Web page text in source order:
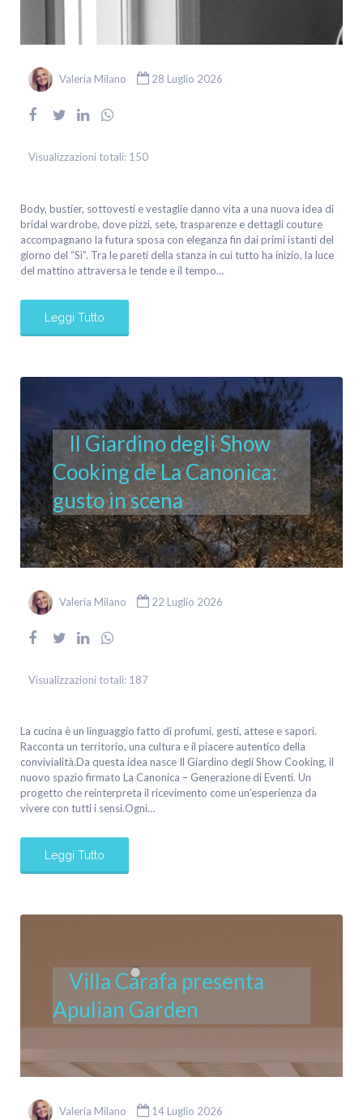
Valeria Milano 28 Luglio 2026
Visualizzazioni totali: 150
Body, bustier, sottovesti e vestaglie danno vita a una nuova idea di
bridal wardrobe, dove pizzi, sete, trasparenze e dettagli couture
accompagnano la futura sposa con eleganza fin dai primi istanti del
giorno del “Sì”. Tra le pareti della stanza in cui tutto ha inizio, la luce
del mattino attraversa le tende e il tempo…
Leggi Tutto
Il Giardino degli Show
Cooking de La Canonica:
gusto in scena
Valeria Milano 22 Luglio 2026
Visualizzazioni totali: 187
La cucina è un linguaggio fatto di profumi, gesti, attese e sapori.
Racconta un territorio, una cultura e il piacere autentico della
convivialità.Da questa idea nasce Il Giardino degli Show Cooking, il
nuovo spazio firmato La Canonica – Generazione di Eventi. Un
progetto che reinterpreta il ricevimento come un’esperienza da
vivere con tutti i sensi.Ogni…
Leggi Tutto
Villa Carafa presenta
Apulian Garden
Valeria Milano 14 Luglio 2026